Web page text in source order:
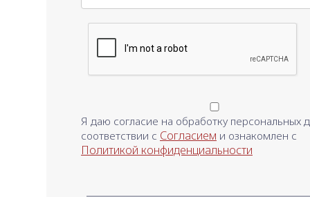
Я даю согласие на обработку персональных
соответствии с Согласием и ознакомлен с
Политикой конфиденциальности